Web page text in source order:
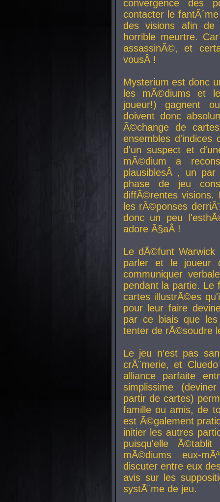
convergence des
contacter le
des visions afin
horrible meurtre.
assassinÃ©, et
vousÂ !
Mysterium est donc
les mÃ©diums et
joueur!) gagnent
doivent donc
Ã©change de
ensembles d'indices
d'un suspect et
mÃ©dium a
plausiblesÂ , un par
phase de jeu
diffÃ©rentes visions.
les rÃ©ponses
donc un peu
adore Ã§aÂ !
Le dÃ©funt Warwick
parler et le joueur
communiquer
pendant la partie. Le
cartes illustrÃ©es
pour leur faire
par ce biais que
tenter de rÃ©soudre
Le jeu n'est pas
crÃ¨merie, et
alliance parfaite
simplissime
partir de cartes)
famille ou amis, de
est Ã©galement
initier les autres
puisqu'elle
mÃ©diums eux-
discuter entre eux
avis sur les
systÃ¨me de jeu.